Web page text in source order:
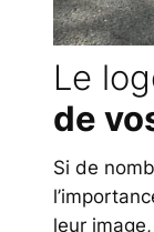
Le
de
Si de
leur